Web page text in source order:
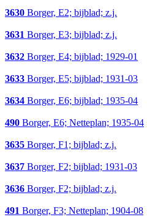
3630 Borger, E2; bijblad; z.j.
3631 Borger, E3; bijblad; z.j.
3632 Borger, E4; bijblad; 1929-01
3633 Borger, E5; bijblad; 1931-03
3634 Borger, E6; bijblad; 1935-04
490 Borger, E6; Netteplan; 1935-04
3635 Borger, F1; bijblad; z.j.
3637 Borger, F2; bijblad; 1931-03
3636 Borger, F2; bijblad; z.j.
491 Borger, F3; Netteplan; 1904-08